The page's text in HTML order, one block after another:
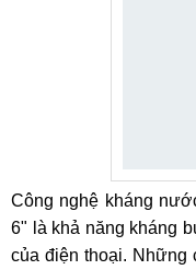
Công nghệ kháng
6" là khả năng kháng
của điện thoại. Những